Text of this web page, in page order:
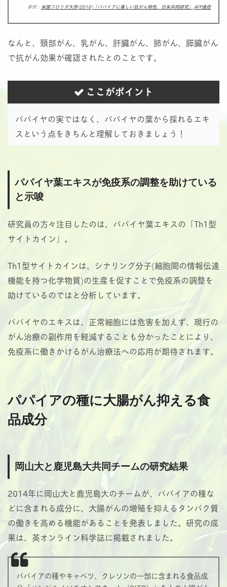
参照： 米国フロリダ大学(2010)「パパイアに著しい抗がん特性、日米共同研究」,AFP通信
なんと、頸部がん、乳がん、肝臓がん、肺がん、膵臓がん
で抗がん効果が確認されたとのことです。
ここがポイント
パパイヤの実ではなく、パパイヤの葉から採れるエキ
スという点をきちんと理解しておきましょう！
パパイヤ葉エキスが免疫系の調整を助けている
と示唆
研究員の方々注目したのは、パパイヤ葉エキスの「Th1型
サイトカイン」。
Th1型サイトカインは、シナリング分子(細胞間の情報伝達
機能を持つ化学物質)の生産を促すことで免疫系の調整を
助けているのではと分析しています。
パパイヤのエキスは、正常細胞には危害を加えず、現行の
がん治療の副作用を軽減することも分かったことにより、
免疫系に働きかけるがん治療法への応用が期待されます。
パパイアの種に大腸がん抑える食
品成分
岡山大と鹿児島大共同チームの研究結果
2014年に岡山大と鹿児島大のチームが、パパイアの種な
どに含まれる成分に、大腸がんの増殖を抑えるタンパク質
の働きを高める機能があることを発表しました。研究の成
果は、英オンライン科学誌に掲載されました。
パパイアの種やキャベツ、クレソンの一部に含まれる食品成